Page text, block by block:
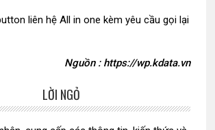
liên hệ All in one kèm yêu cầu gọi lại
Nguồn : https://wp.kdata.vn
LỜI NGỎ